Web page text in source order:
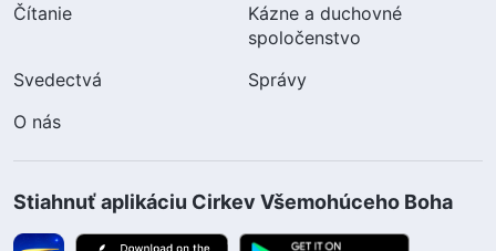
Čítanie
Kázne a duchovné
spoločenstvo
Svedectvá
Správy
O nás
Stiahnuť aplikáciu Cirkev Všemohúceho Boha